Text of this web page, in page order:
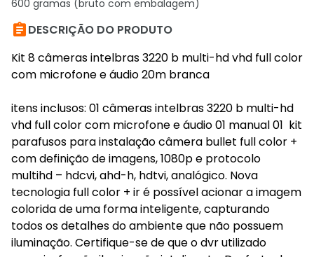
600 gramas (bruto com embalagem)
DESCRIÇÃO DO PRODUTO
Kit 8 câmeras intelbras 3220 b multi-hd vhd full color
com microfone e áudio 20m branca
itens inclusos: 01 câmeras intelbras 3220 b multi-hd
vhd full color com microfone e áudio 01 manual 01 kit
parafusos para instalação câmera bullet full color +
com definição de imagens, 1080p e protocolo
multihd – hdcvi, ahd-h, hdtvi, analógico. Nova
tecnologia full color + ir é possível acionar a imagem
colorida de uma forma inteligente, capturando
todos os detalhes do ambiente que não possuem
iluminação. Certifique-se de que o dvr utilizado